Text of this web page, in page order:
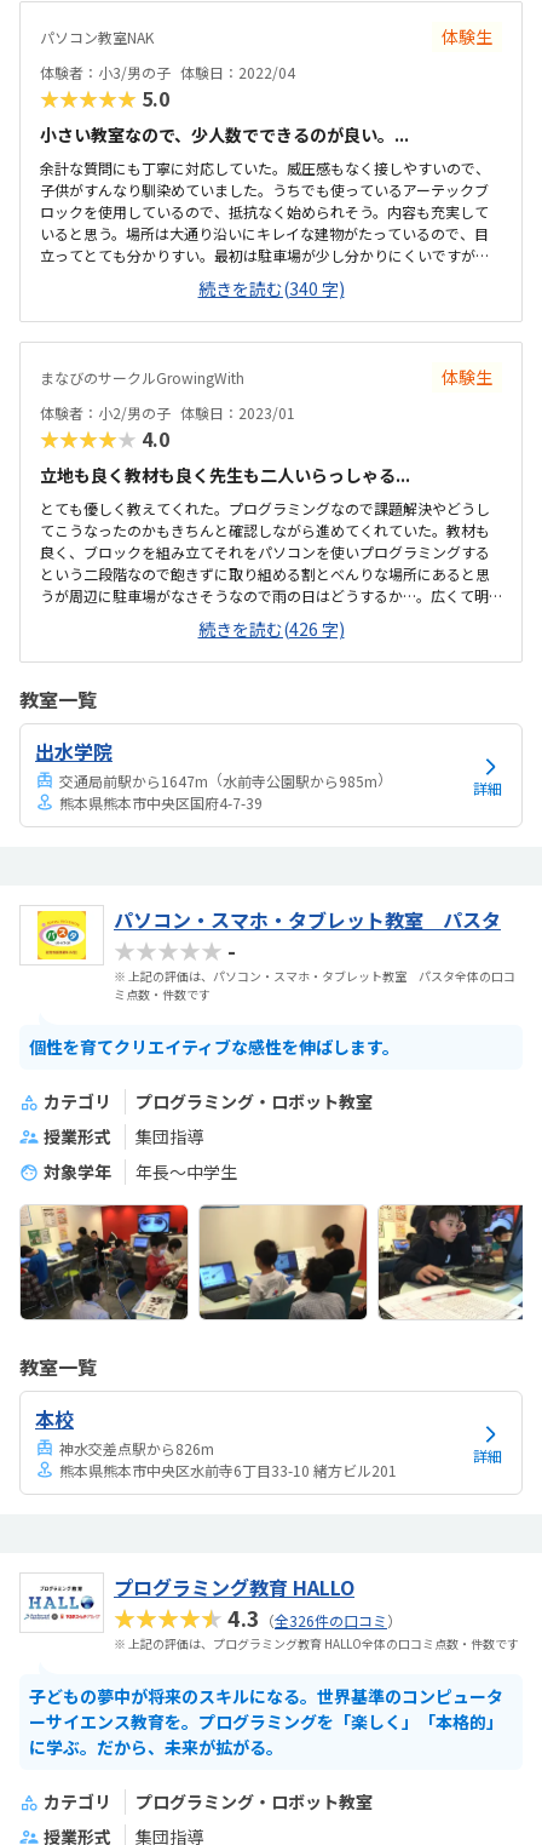
パソコン教室NAK 体験生
体験者：小3/男の子 体験日：2022/04
★★★★★ 5.0
小さい教室なので、少人数でできるのが良い。...
余計な質問にも丁寧に対応していた。威圧感もなく接しやすいので、
子供がすんなり馴染めていました。うちでも使っているアーテックブ
ロックを使用しているので、抵抗なく始められそう。内容も充実して
いると思う。場所は大通り沿いにキレイな建物がたっているので、目
立ってとても分かりすい。最初は駐車場が少し分かりにくいですが、
換気等、気を使っておこなっていた。教室内も清潔感があり、リラッ
クスできる雰囲気。授業は月2回です。もう少し安いとありがたいです
が、他のプログラミングスクールより安価だと思います。自分が作っ
たものが動くので、楽しかったようです。内容は子供が興味を持つよ
ピングを学べます。色々と行き届いた教室だと思いました。
続きを読む(340 字)
まなびのサークルGrowingWith 体験生
体験者：小2/男の子 体験日：2023/01
★★★★★ 4.0
立地も良く教材も良く先生も二人いらっしゃる...
とても優しく教えてくれた。プログラミングなので課題解決やどうし
てこうなったのかもきちんと確認しながら進めてくれていた。教材も
良く、ブロックを組み立てそれをパソコンを使いプログラミングする
という二段階なので飽きずに取り組める割とべんりな場所にあると思
うが周辺に駐車場がなさそうなので雨の日はどうするか…。広くて明
るい。レンタルルームとして使われているようなので広すぎるくら
い、リラックスして授業を受けられた。時間と料金の提示が曖昧な所
があった。休んだ場合は振替等はなく次回はその2コマは飛ばして次の
るとの話だったので集中力が持つかどうか気になった。月1度と思うと
月謝は高いと感じる。一人の生徒に二人の先生になる予定ですとのこ
とで贅沢すぎるなと思う反面一緒に学ぶ友達がいるともっと良いなと
思った。教材カリキュラムは問題ないが、教材が良い...
続きを読む(426 字)
教室一覧
出水学院
交通局前駅から1647m （水前寺公園駅から985m）
熊本県熊本市中央区国府4-7-39
詳細
パソコン・スマホ・タブレット教室 パスタ
★★★★★ -
※ 上記の評価は、パソコン・スマホ・タブレット教室 パスタ全体の口コ
ミ点数・件数です
個性を育てクリエイティブな感性を伸ばします。
カテゴリ
プログラミング・ロボット教室
授業形式
集団指導
対象学年
年長～中学生
教室一覧
本校
神水交差点駅から826m
熊本県熊本市中央区水前寺6丁目33-10 緒方ビル201
詳細
プログラミング教育 HALLO
★★★★★4.3 （全326件の口コミ）
※ 上記の評価は、プログラミング教育 HALLO全体の口コミ点数・件数です
子どもの夢中が将来のスキルになる。世界基準のコンピュータ
ーサイエンス教育を。プログラミングを「楽しく」「本格的」
に学ぶ。だから、未来が拡がる。
カテゴリ
プログラミング・ロボット教室
授業形式
集団指導